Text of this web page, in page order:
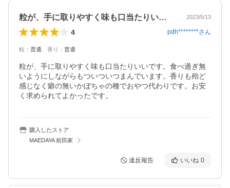
粒が、手に取りやすく味も口当たりいいで… 2023/5/13
4 pdh********さん
粒 ： 普通 香り ： 普通
粒が、手に取りやすく味も口当たりいいです。食べ過ぎ無
いようにしながらもついついつまんでいます。香りも殆ど
感じなく癖の無いかぼちゃの種でおやつ代わりです。お安
く求められてよかったです。
購入したストア
MAEDAYA 前田家
違反報告 いいね 0